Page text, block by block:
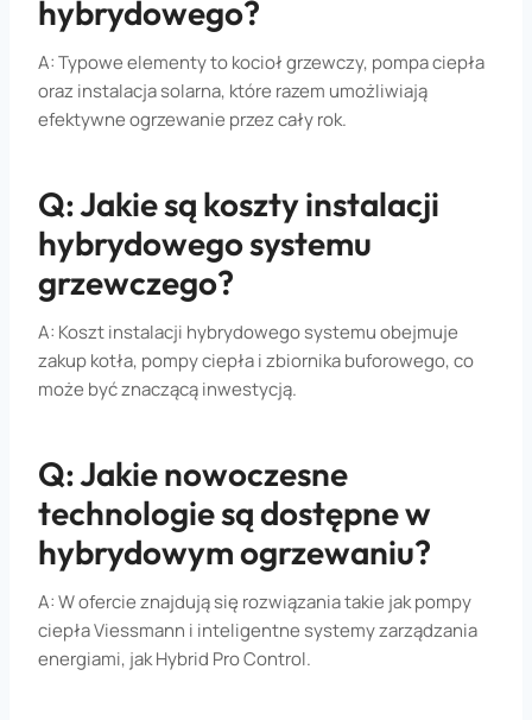
hybrydowego?
A: Typowe elementy to kocioł grzewczy, pompa ciepła
oraz instalacja solarna, które razem umożliwiają
efektywne ogrzewanie przez cały rok.
Q: Jakie są koszty instalacji
hybrydowego systemu
grzewczego?
A: Koszt instalacji hybrydowego systemu obejmuje
zakup kotła, pompy ciepła i zbiornika buforowego, co
może być znaczącą inwestycją.
Q: Jakie nowoczesne
technologie są dostępne w
hybrydowym ogrzewaniu?
A: W ofercie znajdują się rozwiązania takie jak pompy
ciepła Viessmann i inteligentne systemy zarządzania
energiami, jak Hybrid Pro Control.